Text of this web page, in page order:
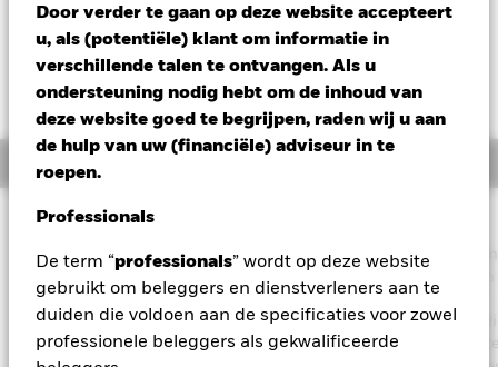
Door verder te gaan op deze website accepteert
u, als (potentiële) klant om informatie in
verschillende talen te ontvangen. Als u
ondersteuning nodig hebt om de inhoud van
deze website goed te begrijpen, raden wij u aan
de hulp van uw (financiële) adviseur in te
roepen.
Professionals
De term “professionals” wordt op deze website
gebruikt om beleggers en dienstverleners aan te
duiden die voldoen aan de specificaties voor zowel
professionele beleggers als gekwalificeerde
GBP 0,10 (0,44%)
Overzicht
Beleggingsdoel
Het Fonds streeft naar een maximaal rendement op uw
Fonds en belegt op een wijze die in overeenstemming is met de
principes van een beleggingsbeleid dat rekening houdt met
maatschappij en governance (ESG). Het Fonds belegt ten